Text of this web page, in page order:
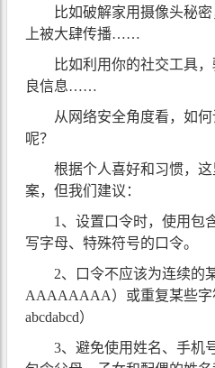
比如破解家用摄像头秘
上被大肆传播……
比如利用你的社交工具
良信息……
从网络安全角度看，如
呢？
根据个人喜好和习惯，
案，但我们建议：
1、设置口令时，使用包
写字母、特殊符号的口令。
2、口令不应该为连续的
AAAAAAAA）或重复某些字
abcdabcd）
3、避免使用姓名、手机